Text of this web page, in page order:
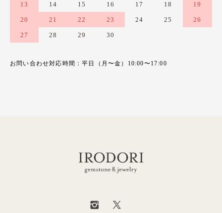
13 14 15 16 17 18 19
20 21 22 23 24 25 26
27 28 29 30
お問い合わせ対応時間：平日（月〜金）10:00〜17:00